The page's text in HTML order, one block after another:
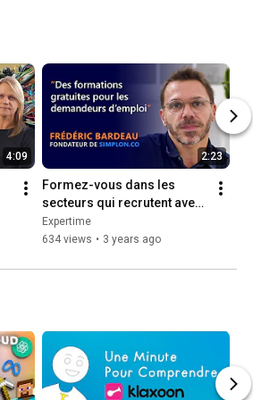
4:09 2:23
Formez-vous dans les
secteurs qui recrutent avec
Simplon.co !
Expertime
634 views • 3 years ago